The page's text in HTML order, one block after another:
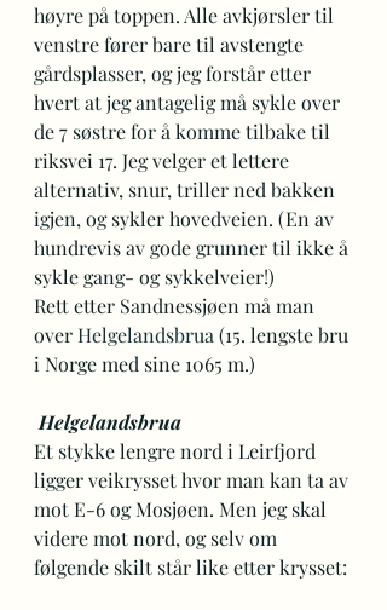
høyre på toppen. Alle avkjørsler til
venstre fører bare til avstengte
gårdsplasser, og jeg forstår etter
hvert at jeg antagelig må sykle over
de 7 søstre for å komme tilbake til
riksvei 17. Jeg velger et lettere
alternativ, snur, triller ned bakken
igjen, og sykler hovedveien. (En av
hundrevis av gode grunner til ikke å
sykle gang- og sykkelveier!)
Rett etter Sandnessjøen må man
over Helgelandsbrua (15. lengste bru
i Norge med sine 1065 m.)
Helgelandsbrua
Et stykke lengre nord i Leirfjord
ligger veikrysset hvor man kan ta av
mot E-6 og Mosjøen. Men jeg skal
videre mot nord, og selv om
følgende skilt står like etter krysset: